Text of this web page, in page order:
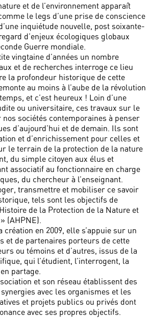
et de l’environnement apparaît
le legs d’une prise de conscience
inquiétude nouvelle, post soixante-
d’enjeux écologiques globaux
Guerre mondiale.
vingtaine d’années un nombre
et de recherches interroge ce lieu
la profondeur historique de cette
au moins à l’aube de la révolution
et c’est heureux ! Loin d’une
ou universitaire, ces travaux sur le
nos sociétés contemporaines à penser
d’aujourd’hui et de demain. Ils sont
et d’enrichissement pour celles et
le terrain de la protection de la nature
du simple citoyen aux élus et
associatif au fonctionnaire en charge
du chercheur à l’enseignant.
transmettre et mobiliser ce savoir
tels sont les objectifs de
de la Protection de la Nature et
(AHPNE).
création en 2009, elle s’appuie sur un
et de partenaires porteurs de cette
ou témoins et d’autres, issus de la
qui l’étudient, l’interrogent, la
partage.
et son réseau établissent des
avec les organismes et les
et projets publics ou privés dont
avec ses propres objectifs.